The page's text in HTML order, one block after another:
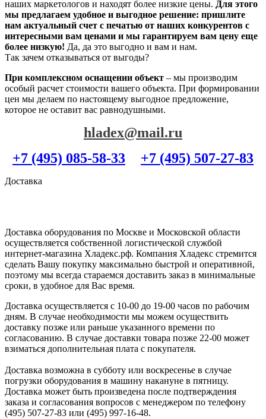
наших маркетологов и находят более низкие цены. Для этого
мы предлагаем удобное и выгодное решение: пришлите
нам актуальный счет с печатью от наших конкурентов с
интересными вам ценами и мы гарантируем вам цену еще
более низкую! Да, да это выгодно и вам и нам.
Так зачем отказываться от выгоды?
При комплексном оснащении объект – мы производим
особый расчет стоимости вашего объекта. При формировании
цен мы делаем по настоящему выгодное предложение,
которое не оставит вас равнодушными.
hladex@mail.ru
+7 (495) 085-58-33
+7 (495) 507-27-83
Доставка
Доставка оборудования по Москве и Московской области
осуществляется собственной логистической службой
интернет-магазина Хладекс.рф. Компания Хладекс стремится
сделать Вашу покупку максимально быстрой и оперативной,
поэтому мы всегда стараемся доставить заказ в минимальные
сроки, в удобное для Вас время.
Доставка осуществляется с 10-00 до 19-00 часов по рабочим
дням. В случае необходимости мы можем осуществить
доставку позже или раньше указанного времени по
согласованию. В случае доставки товара позже 22-00 может
взиматься дополнительная плата с покупателя.
Доставка возможна в субботу или воскресенье в случае
погрузки оборудования в машину накануне в пятницу.
Доставка может быть произведена после подтверждения
заказа и согласования вопросов с менеджером по телефону
(495) 507-27-83 или (495) 997-16-48.